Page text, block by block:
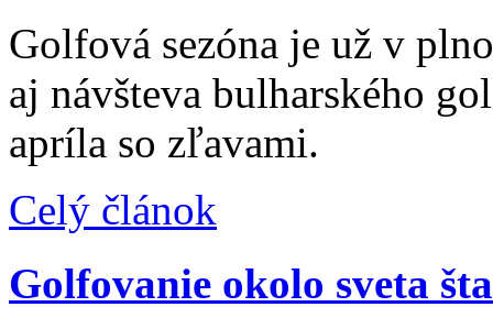
Golfová sezóna je už v
aj návšteva bulharského
apríla so zľavami.
Celý článok
Golfovanie okolo sveta